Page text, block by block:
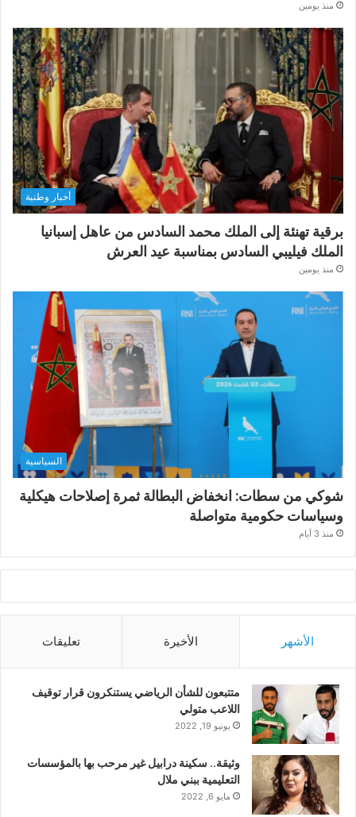
منذ يومين
أخبار وطنية
برقية تهنئة إلى الملك محمد السادس من عاهل إسبانيا
الملك فيليبي السادس بمناسبة عيد العرش
منذ يومين
السياسية
شوكي من سطات: انخفاض البطالة ثمرة إصلاحات هيكلية
وسياسات حكومية متواصلة
منذ 3 أيام
الأشهر الأخيرة تعليقات
متتبعون للشأن الرياضي يستنكرون قرار توقيف
اللاعب متولي
يونيو 19, 2022
وثيقة.. سكينة درابيل غير مرحب بها بالمؤسسات
التعليمية ببني ملال
مايو 6, 2022